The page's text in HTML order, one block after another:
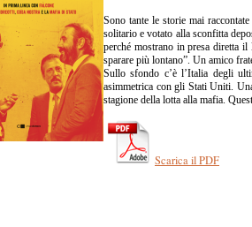
Sono tante le storie mai
solitario e votato alla sconfitta
perché mostrano in presa diretta
sparare più lontano”. Un amico
Sullo sfondo c’è l’Italia degli
asimmetrica con gli Stati Uniti.
stagione della lotta alla mafia.
Scarica il PDF